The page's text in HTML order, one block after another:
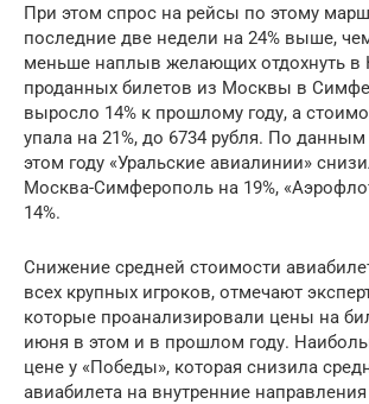
При этом спрос на рейсы по этому
последние две недели на 24% выше,
меньше наплыв желающих отдохнуть в
проданных билетов из Москвы в
выросло 14% к прошлому году, а
упала на 21%, до 6734 рубля. По данным
этом году «Уральские авиалинии»
Москва-Симферополь на 19%,
14%.
Снижение средней стоимости
всех крупных игроков, отмечают
которые проанализировали цены на
июня в этом и в прошлом году.
цене у «Победы», которая снизила
авиабилета на внутренние